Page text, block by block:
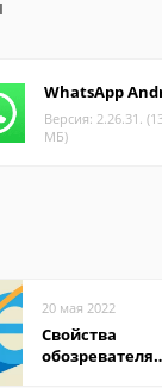
WhatsApp
Версия: 2.26.31.
МБ)
20 мая 2022
Свойства
обозревателя